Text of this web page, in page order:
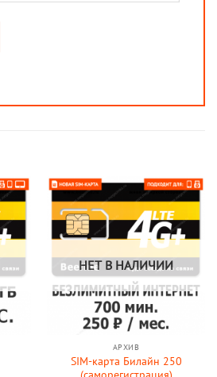
НЕТ В НАЛИЧИИ
АРХИВ
SIM-карта Билайн 250